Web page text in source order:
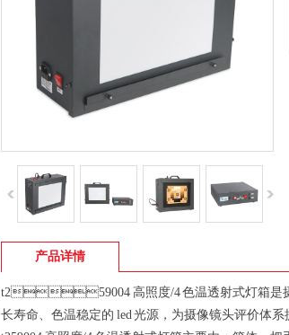
产品详情
t259004 高照度/4 色温透射式灯箱
长寿命、色温稳定的 led 光源，为摄像镜头评价体系